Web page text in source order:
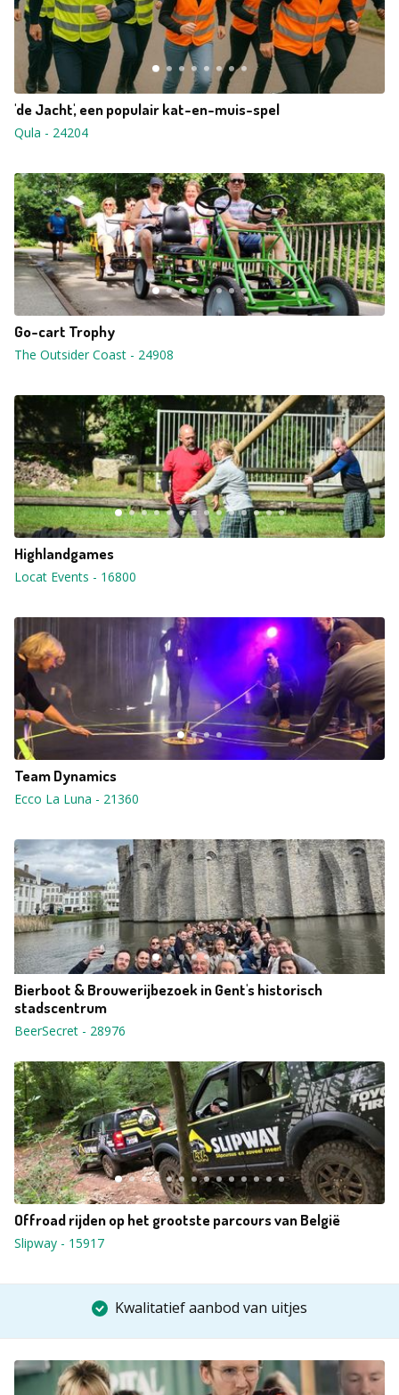
'de Jacht', een populair kat-en-muis-spel
Qula - 24204
Go-cart Trophy
The Outsider Coast - 24908
Highlandgames
Locat Events - 16800
Team Dynamics
Ecco La Luna - 21360
Bierboot & Brouwerijbezoek in Gent's historisch
stadscentrum
BeerSecret - 28976
Offroad rijden op het grootste parcours van België
Slipway - 15917
Kwalitatief aanbod van uitjes